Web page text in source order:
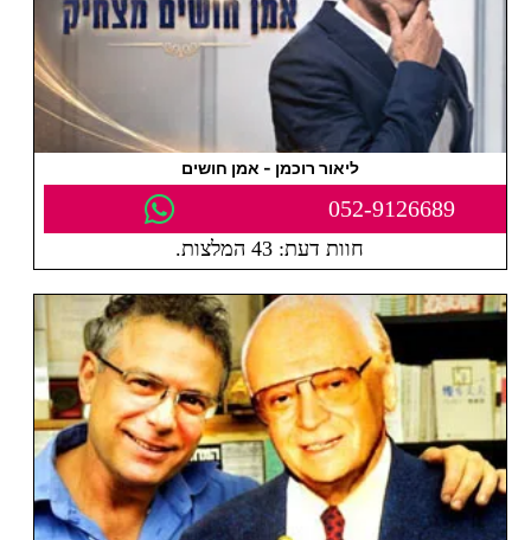
ליאור רוכמן - אמן חושים
052-9126689
חוות דעת: 43 המלצות.